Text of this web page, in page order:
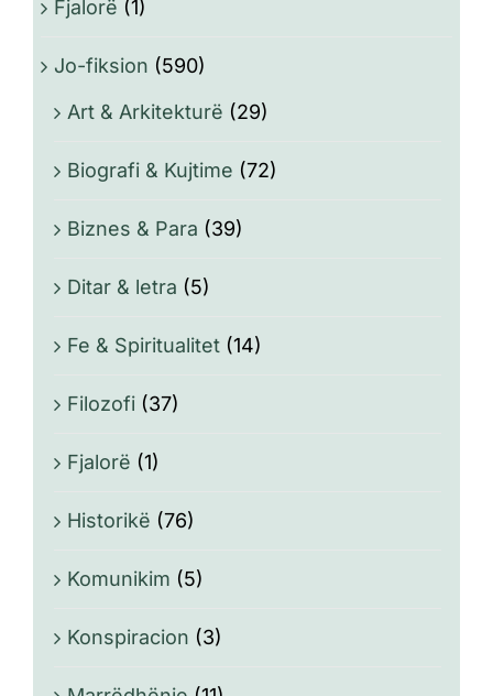
Fjalorë (1)
Jo-fiksion (590)
Art & Arkitekturë (29)
Biografi & Kujtime (72)
Biznes & Para (39)
Ditar & letra (5)
Fe & Spiritualitet (14)
Filozofi (37)
Fjalorë (1)
Historikë (76)
Komunikim (5)
Konspiracion (3)